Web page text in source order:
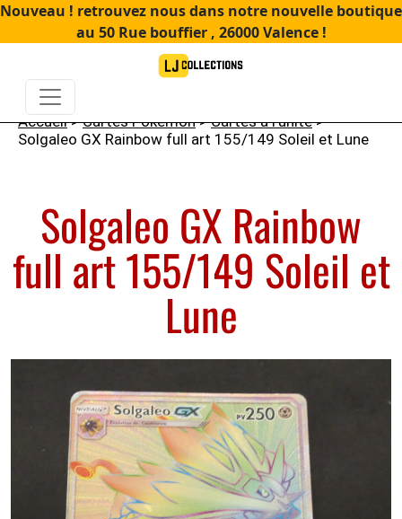
Nouveau ! retrouvez nous dans notre nouvelle boutique
au 50 Rue bouffier , 26000 Valence !
Accueil>Cartes Pokémon>Cartes à l'unité>
Solgaleo GX Rainbow full art 155/149 Soleil et Lune
Solgaleo GX Rainbow
full art 155/149 Soleil et
Lune